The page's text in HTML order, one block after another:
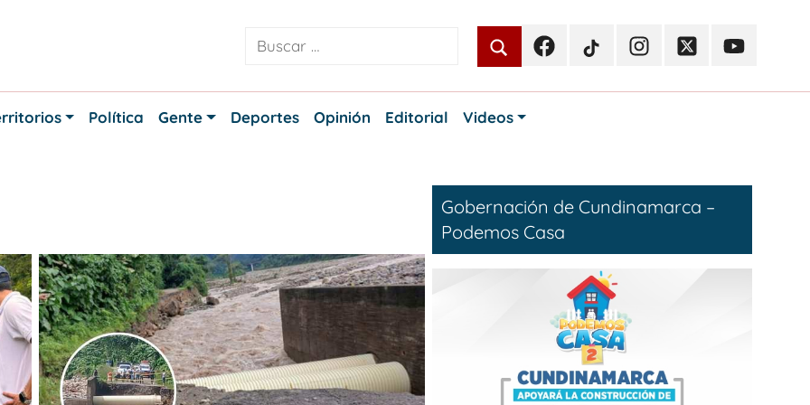
FacebookTikTokInstagramTwitterYoutube
Política Gente Deportes Opinión Editorial Videos
Gobernación de Cundinamarca –
Podemos Casa